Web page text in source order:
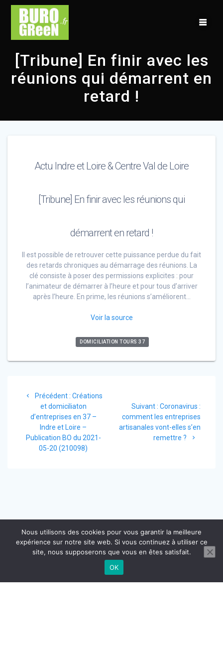
[Tribune] En finir avec les
réunions qui démarrent en
retard !
Actu Indre et Loire & Centre Val de Loire
[Tribune] En finir avec les réunions qui
démarrent en retard !
Il est possible de retrouver cette puissance perdue du fait
des retards chroniques au démarrage des réunions. La
clé consiste à poser des permissions explicites : pour
l’animateur de démarrer à l’heure et pour tous d’arriver
après l’heure. En prime, les réunions s’améliorent…
Voir la source
DOMICILIATION TOURS 37
l’article
Précédent : Article
précédent
Créations
et domiciliaton
d’entreprises en 37 –
Indre et Loire –
Publication BO du 2021-
05-20 (210098)
Suivant : Article
suivant
:
Coronavirus :
comment les entreprises
artisanales vont-elles s’en
remettre ?
Nous utilisons des cookies pour vous garantir la meilleure
expérience sur notre site web. Si vous continuez à utiliser ce
site, nous supposerons que vous en êtes satisfait.
OK